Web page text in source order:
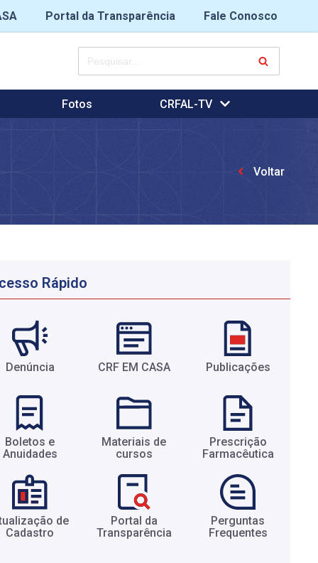
Portal da Transparência
Fale Conosco
Fotos CRFAL-TV
Voltar
Rápido
Denúncia CRF EM CASA Publicações
Boletos e
Anuidades​
Materiais de
cursos​
Prescrição
Farmacêutica​
de
Cadastro​
Portal da
Transparência​
Perguntas
Frequentes​